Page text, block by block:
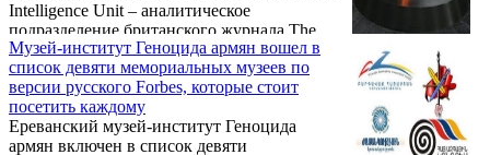
отношении к нему в ленте высказываются
представители российской политической и
культурной элиты, в том числе министр
иностранных ...
Intelligence Unit – аналитическое
подразделение британского журнала The
Economist – опубликовала результаты
глобального исследования стран мира по
уровню благоприятных условий ведения
бизнеса в 2014–2018 годах (Business
Environment Rankings 2014–2018).
Музей-институт Геноцида армян вошел в
список девяти мемориальных музеев по
версии русского Forbes, которые стоит
посетить каждому
Ереванский музей-институт Геноцида
армян включен в список девяти